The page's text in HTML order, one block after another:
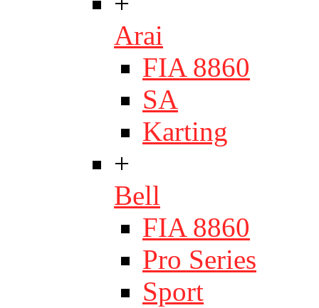
Arai
FIA 8860
SA
Karting
+
Bell
FIA 8860
Pro Series
Sport